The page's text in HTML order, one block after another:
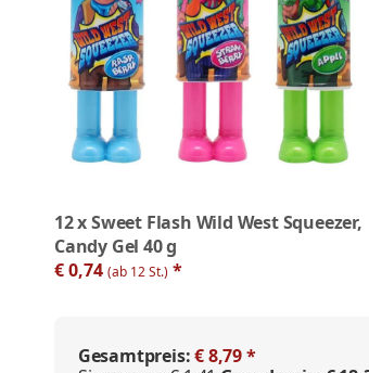
12xSweet Flash Wild West Squeezer,
Candy Gel 40 g
€ 0,74 (ab 12 St.) *
Gesamtpreis:€ 8,79 *